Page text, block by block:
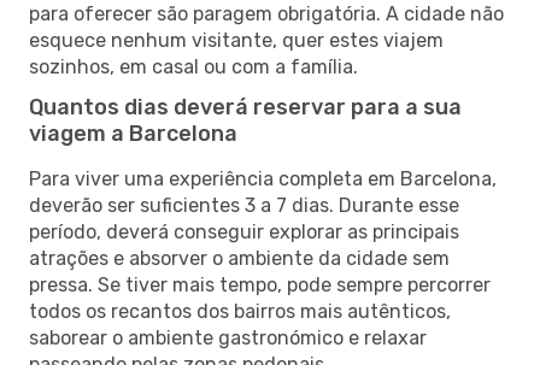
para oferecer são paragem obrigatória. A cidade não
esquece nenhum visitante, quer estes viajem
sozinhos, em casal ou com a família.
Quantos dias deverá reservar para a sua
viagem a Barcelona
Para viver uma experiência completa em Barcelona,
deverão ser suficientes 3 a 7 dias. Durante esse
período, deverá conseguir explorar as principais
atrações e absorver o ambiente da cidade sem
pressa. Se tiver mais tempo, pode sempre percorrer
todos os recantos dos bairros mais autênticos,
saborear o ambiente gastronómico e relaxar